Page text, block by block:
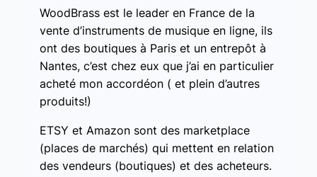
WoodBrass est le leader en France de la
vente d’instruments de musique en ligne, ils
ont des boutiques à Paris et un entrepôt à
Nantes, c’est chez eux que j’ai en particulier
acheté mon accordéon ( et plein d’autres
produits!)
ETSY et Amazon sont des marketplace
(places de marchés) qui mettent en relation
des vendeurs (boutiques) et des acheteurs.